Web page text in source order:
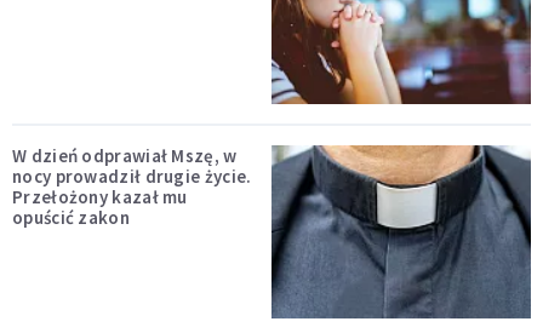
W dzień odprawiał Mszę, w
nocy prowadził drugie życie.
Przełożony kazał mu
opuścić zakon